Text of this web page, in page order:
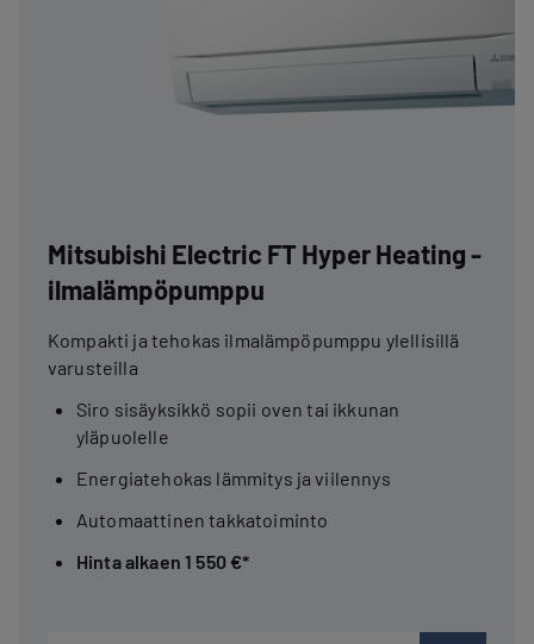
Mitsubishi Electric FT Hyper Heating -
ilmalämpöpumppu
Kompakti ja tehokas ilmalämpöpumppu ylellisillä
varusteilla
Siro sisäyksikkö sopii oven tai ikkunan
yläpuolelle
Energiatehokas lämmitys ja viilennys
Automaattinen takkatoiminto
Hinta alkaen 1 550 €*